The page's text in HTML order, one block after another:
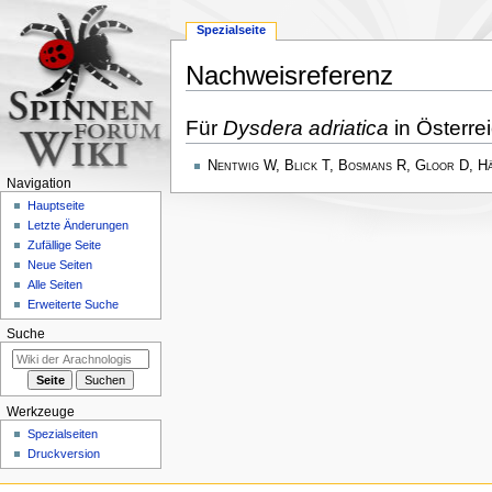
Nachweisreferenz
Navigation
springen
Suche
springen
Für Dysdera adriatica in
Nentwig W, Blick T, Bosmans R, Gloor D,
Spezialseite
Navigation
Hauptseite
Letzte Änderungen
Zufällige Seite
Neue Seiten
Alle Seiten
Erweiterte Suche
Suche
Werkzeuge
Spezialseiten
Druckversion